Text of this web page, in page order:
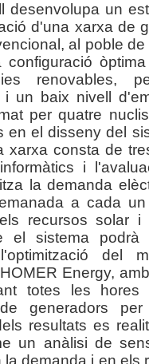
desenvolupa un
d'una xarxa de
al poble
configuració
renovables,
i un baix nivell
per quatre
en el disseny del
xarxa consta de
i
la demanda
a cada
recursos solar
el sistema podrà
l'optimització del
Energy,
totes les
de generadors
resultats es
un anàlisi de
la demanda i en els